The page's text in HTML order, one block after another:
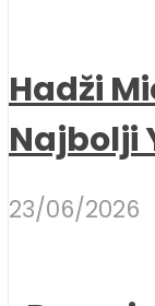
Hadži
Najbolji
23/06/2026